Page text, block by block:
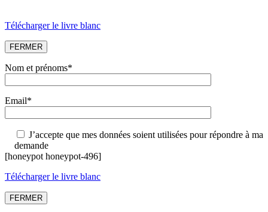
Télécharger le livre blanc
FERMER
Nom et prénoms*
Email*
J’accepte que mes données soient utilisées pour répondre à ma
demande
[honeypot honeypot-496]
Télécharger le livre blanc
FERMER